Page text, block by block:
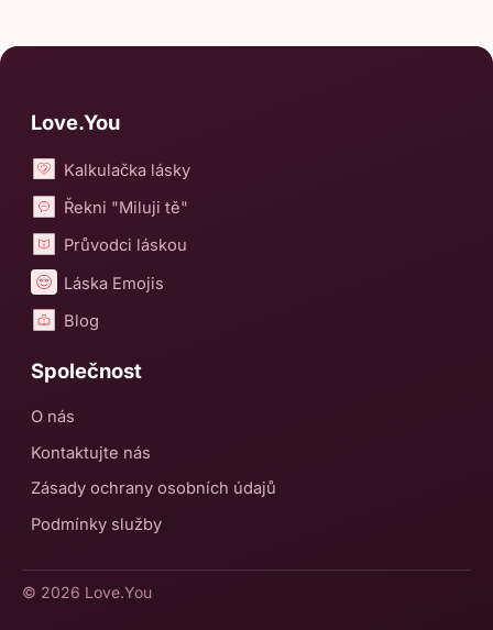
Love.You
Kalkulačka lásky
Řekni "Miluji tě"
Průvodci láskou
Láska Emojis
Blog
Společnost
O nás
Kontaktujte nás
Zásady ochrany osobních údajů
Podmínky služby
© 2026 Love.You